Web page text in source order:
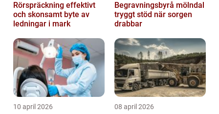
Rörspräckning effektivt
och skonsamt byte av
ledningar i mark
Begravningsbyrå mölndal
tryggt stöd när sorgen
drabbar
10 april 2026 08 april 2026